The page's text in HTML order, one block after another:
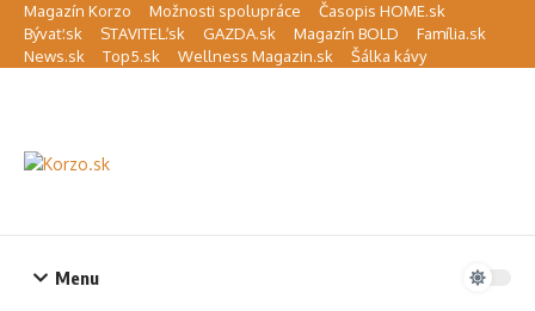
Preskočiť na obsah
Magazín Korzo Možnosti spolupráce
Časopis HOME.sk
Bývať.sk
STAVITEĽ.sk GAZDA.sk Magazín BOLD
Família.sk
News.sk
Top5.sk Wellness Magazin.sk Šálka kávy
Menu